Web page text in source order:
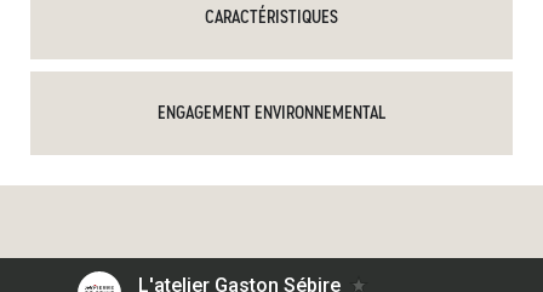
CARACTÉRISTIQUES
ENGAGEMENT ENVIRONNEMENTAL